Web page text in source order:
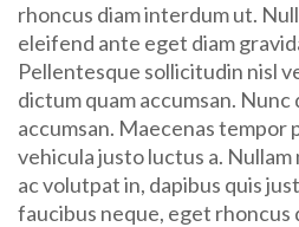
rhoncus diam interdum ut.
eleifend ante eget diam
Pellentesque sollicitudin nisl
dictum quam accumsan.
accumsan. Maecenas tempor
vehicula justo luctus a.
ac volutpat in, dapibus quis
faucibus neque, eget rhoncus